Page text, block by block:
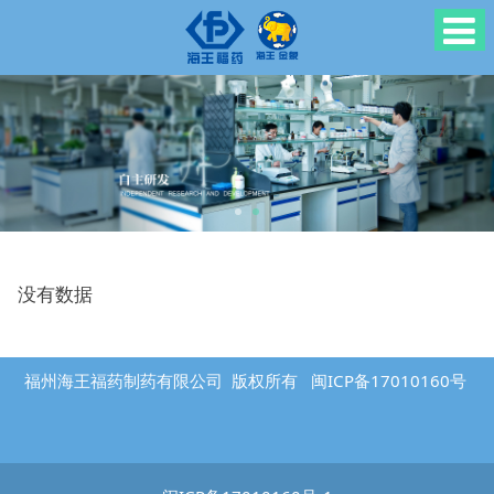
没有数据
福州海王福药制药有限公司 版权所有 闽ICP备17010160号